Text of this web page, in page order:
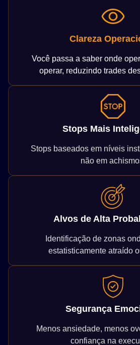
Clareza
Você passa a saber onde
operar, reduzindo trades
Stops Mais
Stops baseados em níveis
não em
Alvos de Alta
Identificação de zonas
estatisticamente atraído
Segurança
Menos ansiedade, menos
confiança na